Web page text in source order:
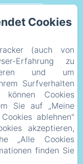
Cookies
(auch von
Erfahrung zu
und um
Surfverhalten
Cookies
Sie auf „Meine
ablehnen"
akzeptieren,
„Alle Cookies
finden Sie